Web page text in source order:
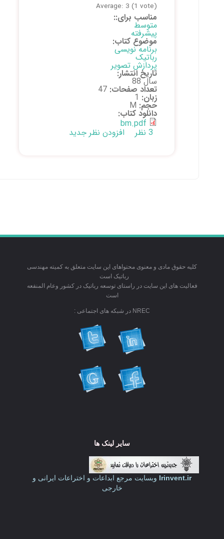
Average: 3 1vote)
مناسب برای::
متوسط
پیشرفته
موضوع کتاب:
برنامه نویسی
رباتیک
پردازش تصویر
تاریخ انتشار:
سال 88
تعداد صفحات:47
زبان:1
حجم:M
دانلود کتاب:
bm.pdf
افزودن نظر جدید
کلیه حقوق مادی و معنوی محتواهای این سایت متعلق به کمیته مهندسی
رباتیک است
فعالیت های این سایت در راستای توسعه رباتیک در کشور وعام المنفعه
است
NREC در شبکه های اجتماعی :
سایر لینک ها
Irinvent.irوبسایت مرجع ابداعات و اختراعات ایرانی و
خارجی